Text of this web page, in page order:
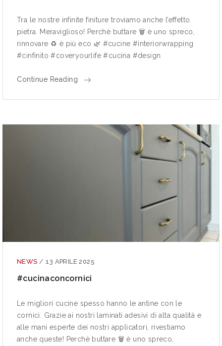
Tra le nostre infinite finiture troviamo anche l’effetto
pietra. Meraviglioso! Perchè buttare 🗑 è uno spreco,
rinnovare ♻ è più eco 🌿 #cucine #interiorwrapping
#cinfinito #coveryourlife #cucina #design
Continue Reading
NEWS / 13 APRILE 2025
#cucinaconcornici
Le migliori cucine spesso hanno le antine con le
cornici. Grazie ai nostri laminati adesivi di alta qualità e
alle mani esperte dei nostri applicatori, rivestiamo
anche queste! Perchè buttare 🗑 è uno spreco,